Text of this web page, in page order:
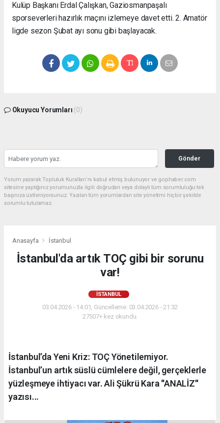
Kulüp Başkanı Erdal Çalışkan, Gaziosmanpaşalı
sporseverleri hazırlık maçını izlemeye davet etti. 2. Amatör
ligde sezon Şubat ayı sonu gibi başlayacak.
Okuyucu Yorumları (0)
Gönder
Yorum yazarak Topluluk Kuralları’nı kabul etmiş bulunuyor ve gophaber.com
sitesine yaptığınız yorumunuzla ilgili doğrudan veya dolaylı tüm sorumluluğu tek
başınıza üstleniyorsunuz. Yazılan tüm yorumlardan site yönetimi hiçbir şekilde
sorumlu tutulamaz.
Anasayfa İstanbul
İstanbul'da artık TOÇ gibi bir sorunu
var!
İSTANBUL
03.04.2026 - 14:01, Güncelleme: 03.04.2026 - 21:32
27507+ kez okundu.
İstanbul’da Yeni Kriz: TOÇ Yönetilemiyor.
İstanbul’un artık süslü cümlelere değil, gerçeklerle
yüzleşmeye ihtiyacı var. Ali Şükrü Kara ''ANALİZ''
yazısı...